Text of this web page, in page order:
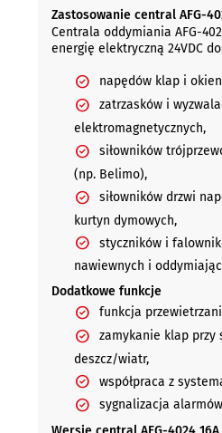
Zastosowanie central AFG-
Centrala oddymiania AFG-
energię elektryczną 24VDC
napędów klap i
zatrzasków i
elektromagnetycznych,
siłowników
(np. Belimo),
siłowników drzwi
kurtyn dymowych,
styczników i
nawiewnych i
Dodatkowe funkcje
funkcja
zamykanie klap przy
deszcz/wiatr,
współpraca z
sygnalizacja